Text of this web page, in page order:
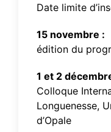
Date limite
15 novembre :
édition du
1 et 2
Colloque
Longuenesse,
d’Opale